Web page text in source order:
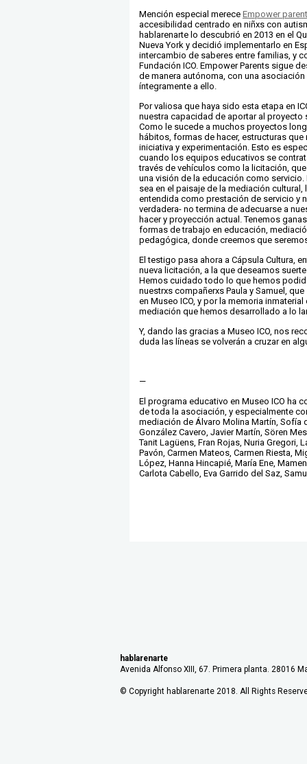
Mención especial merece Empower
accesibilidad centrado en niñxs con
hablarenarte lo descubrió en 2013 en el
Nueva York y decidió implementarlo en
intercambio de saberes entre familias, y
Fundación ICO. Empower Parents sigue
de manera autónoma, con una
íntegramente a ello.
Por valiosa que haya sido esta etapa en
nuestra capacidad de aportar al proyecto
Como le sucede a muchos proyectos
hábitos, formas de hacer, estructuras que
iniciativa y experimentación. Esto es
cuando los equipos educativos se
través de vehículos como la licitación,
una visión de la educación como servicio.
sea en el paisaje de la mediación
entendida como prestación de servicio y
verdadera- no termina de adecuarse a
hacer y proyección actual. Tenemos
formas de trabajo en educación,
pedagógica, donde creemos que
El testigo pasa ahora a Cápsula Cultura,
nueva licitación, a la que deseamos
Hemos cuidado todo lo que hemos
nuestrxs compañerxs Paula y Samuel,
en Museo ICO, y por la memoria
mediación que hemos desarrollado a lo
Y, dando las gracias a Museo ICO, nos
duda las líneas se volverán a cruzar en
—
El programa educativo en Museo ICO ha
de toda la asociación, y especialmente
mediación de Álvaro Molina Martín, Sofía
González Cavero, Javier Martín, Sören
Tanit Lagüens, Fran Rojas, Nuria Gregori,
Pavón, Carmen Mateos, Carmen Riesta,
López, Hanna Hincapié, María Ene,
Carlota Cabello, Eva Garrido del Saz,
hablarenarte
Avenida Alfonso XIII, 67. Primera planta. 28016
© Copyright hablarenarte 2018. All Rights